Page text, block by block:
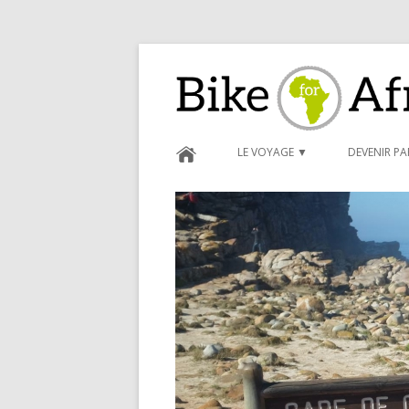
Bike for Africa
LE VOYAGE ▼
BLOG ►
DEVENIR
CARNET